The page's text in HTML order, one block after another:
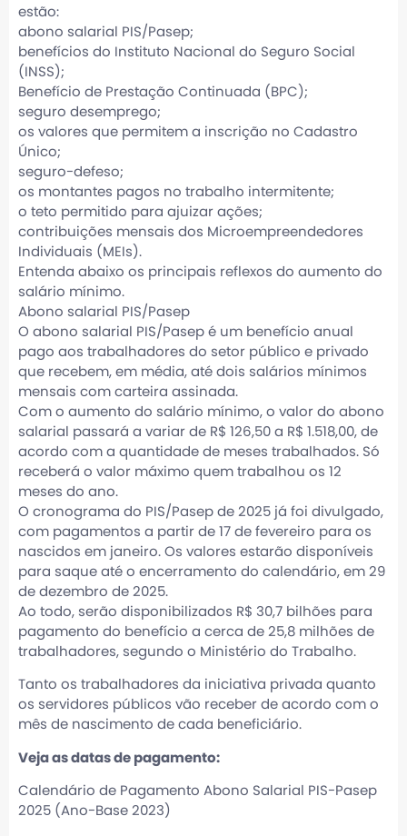
estão:
abono salarial PIS/Pasep;
benefícios do Instituto Nacional do Seguro Social
(INSS);
Benefício de Prestação Continuada (BPC);
seguro desemprego;
os valores que permitem a inscrição no Cadastro
Único;
seguro-defeso;
os montantes pagos no trabalho intermitente;
o teto permitido para ajuizar ações;
contribuições mensais dos Microempreendedores
Individuais (MEIs).
Entenda abaixo os principais reflexos do aumento do
salário mínimo.
Abono salarial PIS/Pasep
O abono salarial PIS/Pasep é um benefício anual
pago aos trabalhadores do setor público e privado
que recebem, em média, até dois salários mínimos
mensais com carteira assinada.
Com o aumento do salário mínimo, o valor do abono
salarial passará a variar de R$ 126,50 a R$ 1.518,00, de
acordo com a quantidade de meses trabalhados. Só
receberá o valor máximo quem trabalhou os 12
meses do ano.
O cronograma do PIS/Pasep de 2025 já foi divulgado,
com pagamentos a partir de 17 de fevereiro para os
nascidos em janeiro. Os valores estarão disponíveis
para saque até o encerramento do calendário, em 29
de dezembro de 2025.
Ao todo, serão disponibilizados R$ 30,7 bilhões para
pagamento do benefício a cerca de 25,8 milhões de
trabalhadores, segundo o Ministério do Trabalho.
Tanto os trabalhadores da iniciativa privada quanto
os servidores públicos vão receber de acordo com o
mês de nascimento de cada beneficiário.
Veja as datas de pagamento:
Calendário de Pagamento Abono Salarial PIS-Pasep
2025 (Ano-Base 2023)